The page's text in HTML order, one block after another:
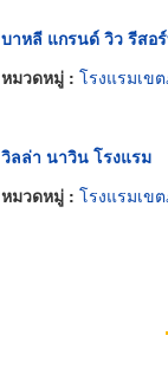
บาหลี แกรนด์ วิว รีสอ
หมวดหมู่ : โรงแรมเข
วิลล่า นาวิน โรงแรม
หมวดหมู่ : โรงแรมเข